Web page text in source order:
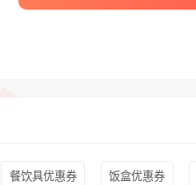
餐饮具优惠券 饭盒优惠券